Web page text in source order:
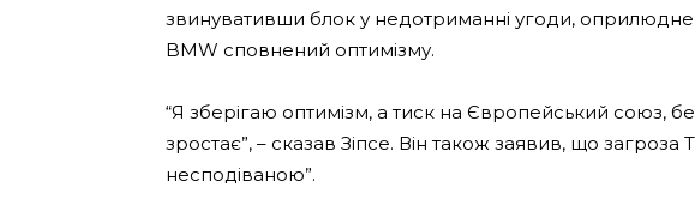
звинувативши блок у недотриманні угоди,
BMW сповнений оптимізму.
“Я зберігаю оптимізм, а тиск на Європейський союз,
зростає”, – сказав Зіпсе. Він також заявив, що загроза
несподіваною”.